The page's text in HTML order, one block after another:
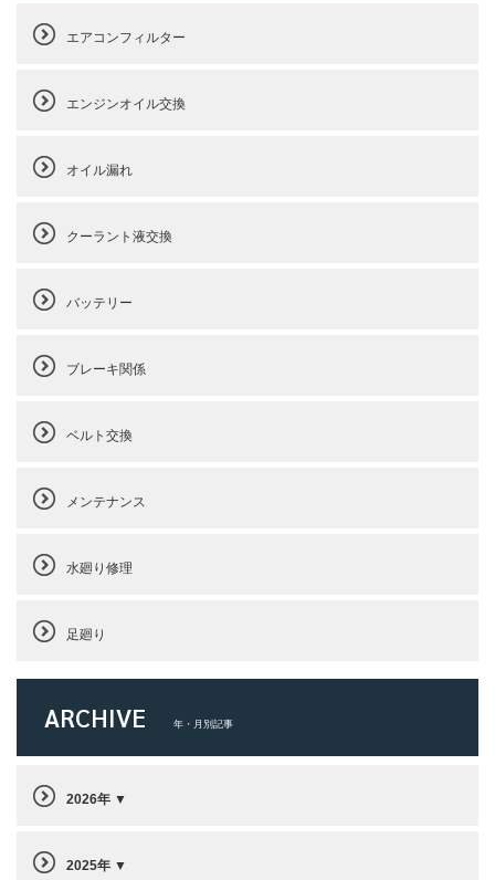
エアコンフィルター
エンジンオイル交換
オイル漏れ
クーラント液交換
バッテリー
ブレーキ関係
ベルト交換
メンテナンス
水廻り修理
足廻り
ARCHIVE 年・月別記事
2026年
2025年